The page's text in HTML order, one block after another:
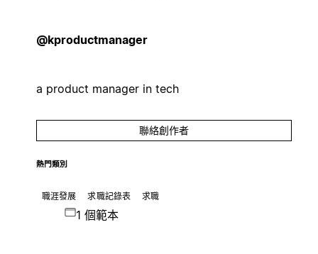
@kproductmanager
a product manager in tech
聯絡創作者
熱門類別
職涯發展 求職記錄表 求職
1 個範本